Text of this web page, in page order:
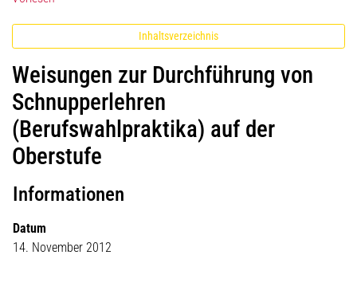
Inhaltsverzeichnis
Weisungen zur Durchführung von
Schnupperlehren
(Berufswahlpraktika) auf der
Oberstufe
Informationen
Datum
14. November 2012